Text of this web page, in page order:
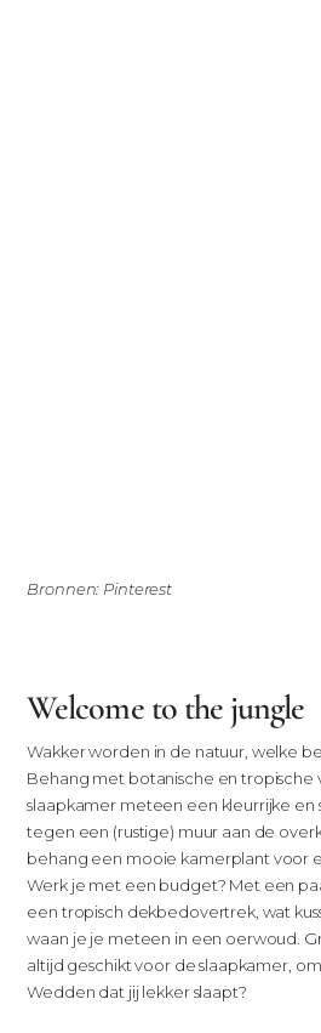
Bronnen: Pinterest
Welcome to the jungle
Wakker worden in de natuur, welke
Behang met botanische en tropische
slaapkamer meteen een kleurrijke en
tegen een (rustige) muur aan de
behang een mooie kamerplant voor
Werk je met een budget? Met een
een tropisch dekbedovertrek, wat
waan je je meteen in een oerwoud.
altijd geschikt voor de slaapkamer,
Wedden dat jij lekker slaapt?